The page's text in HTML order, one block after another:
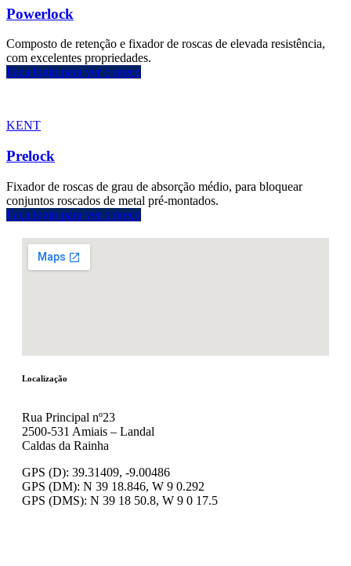
Powerlock
Composto de retenção e fixador de roscas de elevada resistência,
com excelentes propriedades.
Faça login para ver o preço
KENT
Prelock
Fixador de roscas de grau de absorção médio, para bloquear
conjuntos roscados de metal pré-montados.
Faça login para ver o preço
Localização
Rua Principal nº23
2500-531 Amiais – Landal
Caldas da Rainha
GPS (D): 39.31409, -9.00486
GPS (DM): N 39 18.846, W 9 0.292
GPS (DMS): N 39 18 50.8, W 9 0 17.5